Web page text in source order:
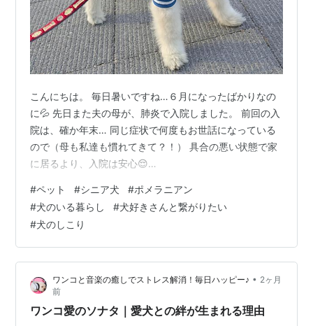
こんにちは。 毎日暑いですね…６月になったばかりなの
に💦 先日また夫の母が、肺炎で入院しました。 前回の入
院は、確か年末… 同じ症状で何度もお世話になっている
ので（母も私達も慣れてきて？！） 具合の悪い状態で家
に居るより、入院は安心😌
shippona1111.hatenablog.com 今回の面会は毎日と決め
ず、無理なく行ける時だけに。 と言うのも、ルピーの察
知能力がますます研ぎ済まされてきて… よっぽどの爆睡
以外、なぜか起きて探しにやってくるのです💧 まだ以前
の様なパニックは起こしてないけれど… 母も状況を理解
してくれて、LINEで…
#ペット #シニア犬 #ポメラニアン
#犬のいる暮らし #犬好きさんと繋がりたい
#犬のしこり
ワンコと音楽の癒しでストレス解消！毎日ハッピー♪ • 2ヶ月
前
ワンコ愛のソナタ｜愛犬との絆が生まれる理由